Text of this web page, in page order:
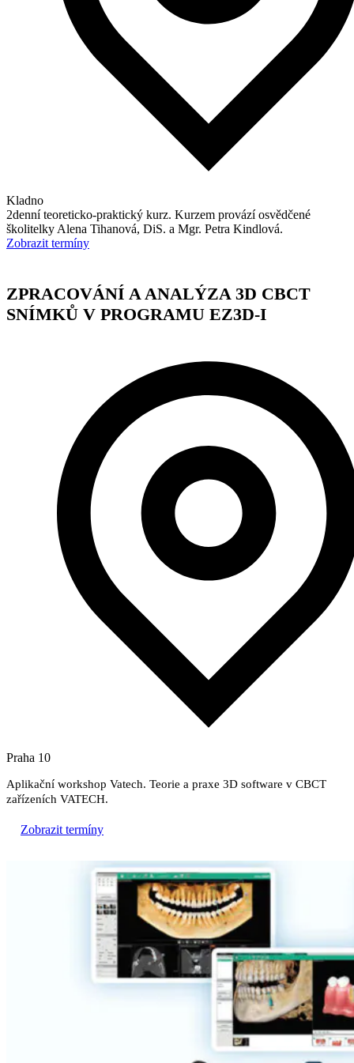
Kladno
2denní teoreticko-praktický kurz. Kurzem provází osvědčené
školitelky Alena Tihanová, DiS. a Mgr. Petra Kindlová.
Zobrazit termíny
ZPRACOVÁNÍ A ANALÝZA 3D CBCT
SNÍMKŮ V PROGRAMU EZ3D-I
Praha 10
Aplikační workshop Vatech. Teorie a praxe 3D software v CBCT
zařízeních VATECH.
Zobrazit termíny